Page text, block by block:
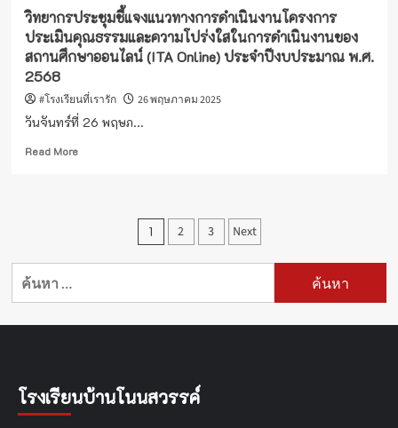
ทางการ
ศึกษา
ปี
การ
2568
วิทยากรประชุมชี้แจงแนวทางการดำเนินงานโครงการ
ประเมินคุณธรรมและความโปร่งใสในการดำเนินงานของ
สถานศึกษาออนไลน์ (ITA Online) ประจำปีงบประมาณ พ.ศ.
2568
#โรงเรียนที่เรารัก 26 พฤษภาคม 2025
วันจันทร์ที่ 26 พฤษภ...
Read MoreRead
การ
งาน
ความ
โปร่งใส
Posts
pagination
1 2 3 Next
ค้นหา
โรงเรียนบ้านโนนสวรรค์